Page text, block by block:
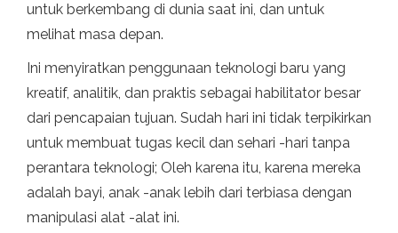
untuk berkembang di dunia saat ini, dan untuk
melihat masa depan.
Ini menyiratkan penggunaan teknologi baru yang
kreatif, analitik, dan praktis sebagai habilitator besar
dari pencapaian tujuan. Sudah hari ini tidak terpikirkan
untuk membuat tugas kecil dan sehari -hari tanpa
perantara teknologi; Oleh karena itu, karena mereka
adalah bayi, anak -anak lebih dari terbiasa dengan
manipulasi alat -alat ini.